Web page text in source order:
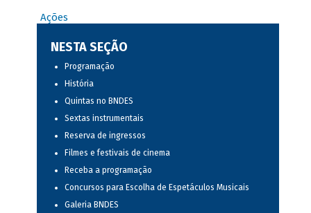
Ações
NESTA SEÇÃO
Programação
História
Quintas no BNDES
Sextas instrumentais
Reserva de ingressos
Filmes e festivais de cinema
Receba a programação
Concursos para Escolha de Espetáculos Musicais
Galeria BNDES